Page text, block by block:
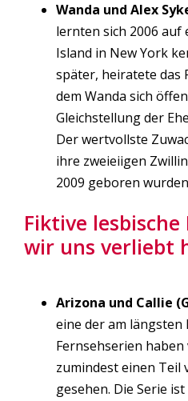
Wanda und Alex
lernten sich 2006 auf
Island in New York
später, heiratete das
dem Wanda sich
Gleichstellung der
Der wertvollste
ihre zweieiigen
2009 geboren
Fiktive
wir uns verliebt
Arizona und Callie
eine der am längsten
Fernsehserien haben
zumindest einen Teil
gesehen. Die Serie